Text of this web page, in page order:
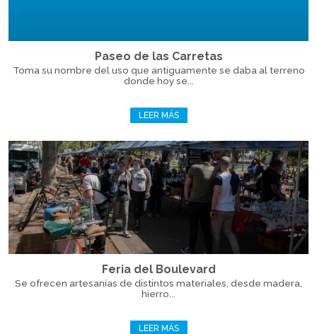
Paseo de las Carretas
Toma su nombre del uso que antiguamente se daba al terreno
donde hoy se...
LEER MÁS
Feria del Boulevard
Se ofrecen artesanías de distintos materiales, desde madera,
hierro...
LEER MÁS